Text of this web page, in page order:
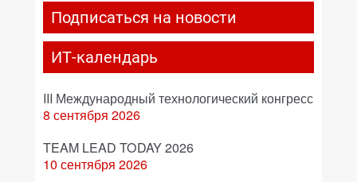
Подписаться на новости
ИТ-календарь
III Международный технологический конгресс
8 сентября 2026
TEAM LEAD TODAY 2026
10 сентября 2026